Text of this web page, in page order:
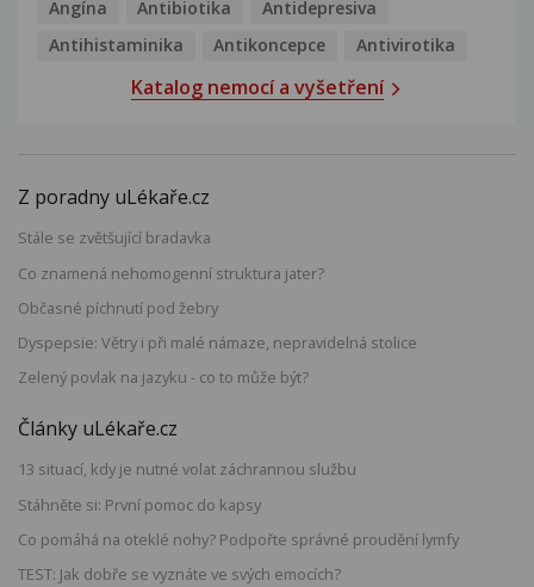
Angína
Antibiotika
Antidepresiva
Antihistaminika
Antikoncepce Antivirotika
Katalog nemocí a vyšetření
Z poradny uLékaře.cz
Stále se zvětšující bradavka
Co znamená nehomogenní struktura jater?
Občasné píchnutí pod žebry
Dyspepsie: Větry i při malé námaze, nepravidelná stolice
Zelený povlak na jazyku - co to může být?
Články uLékaře.cz
13 situací, kdy je nutné volat záchrannou službu
Stáhněte si: První pomoc do kapsy
Co pomáhá na oteklé nohy? Podpořte správné proudění lymfy
TEST: Jak dobře se vyznáte ve svých emocích?